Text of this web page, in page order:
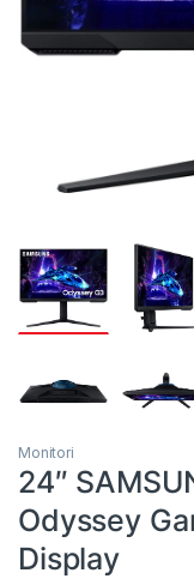
Monitori
24″
Odyssey
Display